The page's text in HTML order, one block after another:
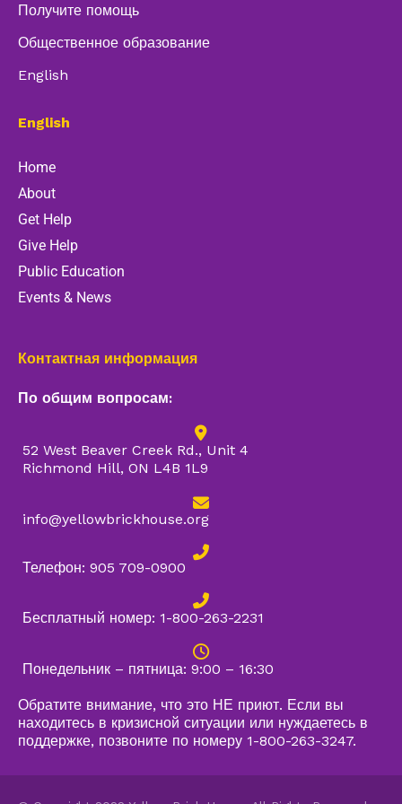
Получите помощь
Общественное образование
English
English
Home
About
Get Help
Give Help
Public Education
Events & News
Контактная информация
По общим вопросам:
52 West Beaver Creek Rd., Unit 4
Richmond Hill, ON L4B 1L9
info@yellowbrickhouse.org
Телефон: 905 709-0900
Бесплатный номер: 1-800-263-2231
Понедельник – пятница: 9:00 – 16:30
Обратите внимание, что это НЕ приют. Если вы
находитесь в кризисной ситуации или нуждаетесь в
поддержке, позвоните по номеру 1-800-263-3247.